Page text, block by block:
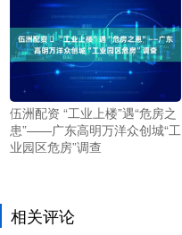
伍洲配资 ​“工业上楼”遇“危房之
患”——广东高明万洋众创城“工
业园区危房”调查
相关评论